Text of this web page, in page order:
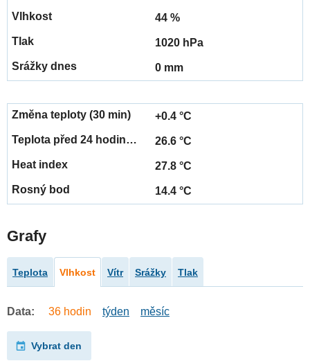
44 %
1020 hPa
0 mm
+0.4 °C
26.6 °C
27.8 °C
14.4 °C
Grafy
Teplota Vlhkost Vítr Srážky Tlak
Data: 36 hodin týden měsíc
Vybrat den